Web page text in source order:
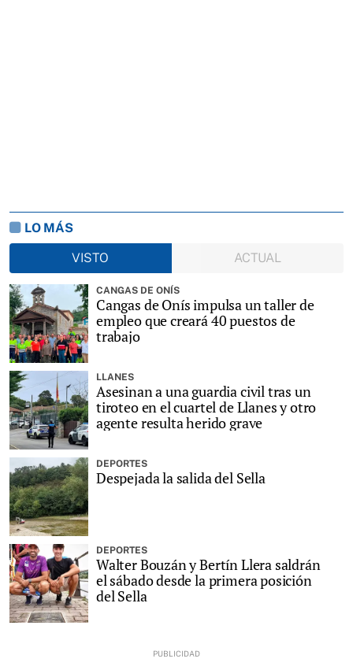
LO MÁS
VISTO
ACTUAL
CANGAS DE ONÍS
Cangas de Onís impulsa un taller de
empleo que creará 40 puestos de
trabajo
LLANES
Asesinan a una guardia civil tras un
tiroteo en el cuartel de Llanes y otro
agente resulta herido grave
DEPORTES
Despejada la salida del Sella
DEPORTES
Walter Bouzán y Bertín Llera saldrán
el sábado desde la primera posición
del Sella